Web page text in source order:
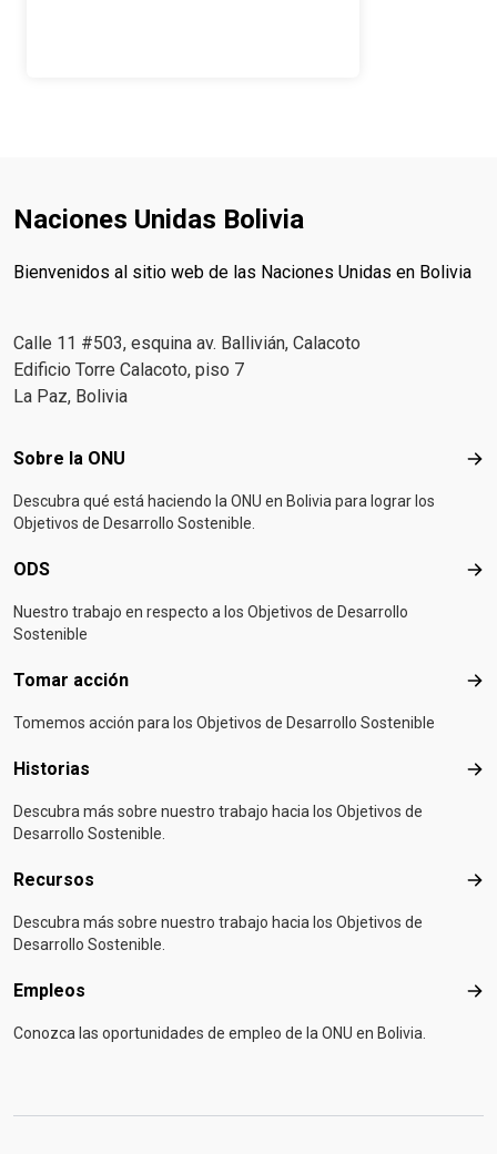
Naciones Unidas Bolivia
Bienvenidos al sitio web de las Naciones Unidas en Bolivia
Calle 11 #503, esquina av. Ballivián, Calacoto
Edificio Torre Calacoto, piso 7
La Paz, Bolivia
Footer menu
Sobre la ONU
Descubra qué está haciendo la ONU en Bolivia para lograr los
Objetivos de Desarrollo Sostenible.
ODS
Nuestro trabajo en respecto a los Objetivos de Desarrollo
Sostenible
Tomar acción
Tomemos acción para los Objetivos de Desarrollo Sostenible
Historias
Descubra más sobre nuestro trabajo hacia los Objetivos de
Desarrollo Sostenible.
Recursos
Descubra más sobre nuestro trabajo hacia los Objetivos de
Desarrollo Sostenible.
Empleos
Conozca las oportunidades de empleo de la ONU en Bolivia.